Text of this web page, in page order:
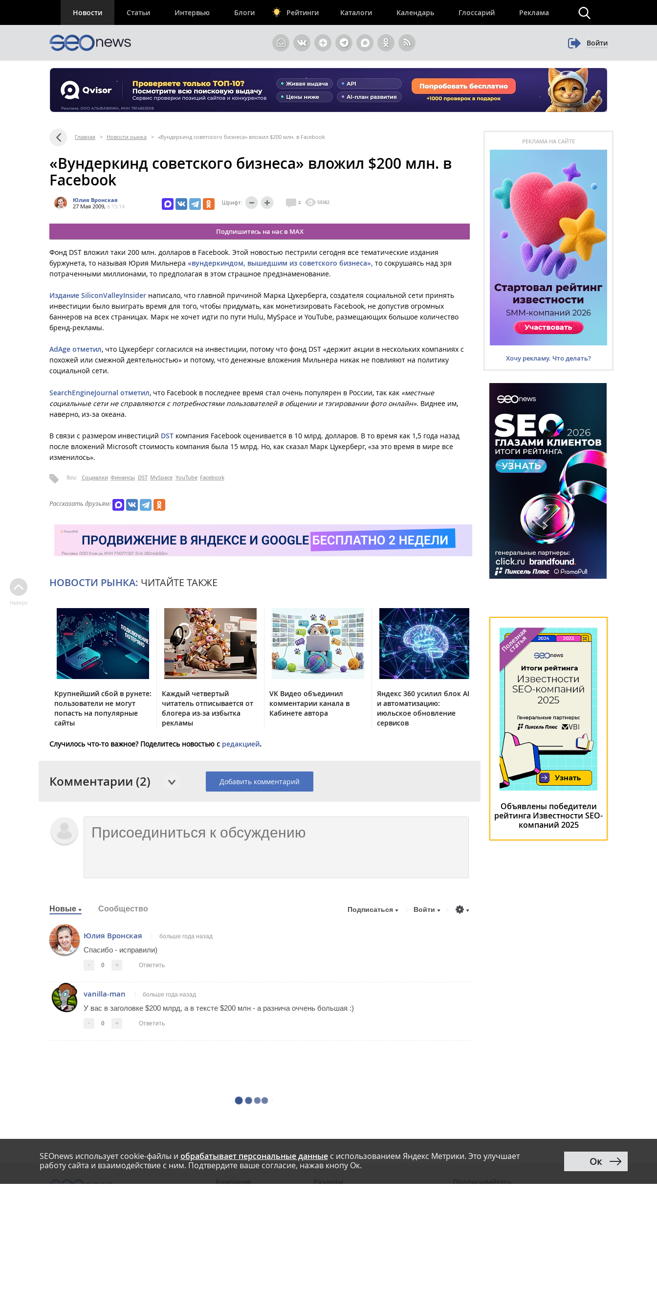
Новости Статьи Интервью Блоги Рейтинги Каталоги Календарь Глоссарий Реклама
Войти
Главная > Новости рынка > «Вундеркинд советского бизнеса» вложил $200 млн. в Facebook
«Вундеркинд советского бизнеса» вложил $200 млн. в
Facebook
Юлия Вронская
27 Мая 2009, в 15:14
Шрифт: 2 59382
Подпишитесь на нас в MAX
Фонд DST вложил таки 200 млн. долларов в Facebook. Этой новостью пестрили сегодня все тематические издания
буржунета, то называя Юрия Мильнера «вундеркиндом, вышедшим из советского бизнеса», то сокрушаясь над зря
потраченными миллионами, то предполагая в этом страшное предзнаменование.
Издание SiliconValleyInsider написало, что главной причиной Марка Цукерберга, создателя социальной сети принять
инвестиции было выиграть время для того, чтобы придумать, как монетизировать Facebook, не допустив огромных
баннеров на всех страницах. Марк не хочет идти по пути Hulu, MySpace и YouTube, размещающих большое количество
бренд-рекламы.
AdAge отметил, что Цукерберг согласился на инвестиции, потому что фонд DST «держит акции в нескольких компаниях с
похожей или смежной деятельностью» и потому, что денежные вложения Мильнера никак не повлияют на политику
социальной сети.
SearchEngineJournal отметил, что Facebook в последнее время стал очень популярен в России, так как «местные
социальные сети не справляются с потребностями пользователей в общении и тэгировании фото онлайн». Виднее им,
наверно, из-за океана.
В связи с размером инвестиций DST компания Facebook оценивается в 10 млрд. долларов. В то время как 1,5 года назад
после вложений Microsoft стоимость компания была 15 млрд. Но, как сказал Марк Цукерберг, «за это время в мире все
изменилось».
Теги: Социалки Финансы DST MySpace YouTube Facebook
Рассказать друзьям:
НОВОСТИ РЫНКА: ЧИТАЙТЕ ТАКЖЕ
Крупнейший сбой в рунете:
пользователи не могут
попасть на популярные
сайты
Каждый четвертый
читатель отписывается от
блогера из-за избытка
рекламы
VK Видео объединил
комментарии канала в
Кабинете автора
Яндекс 360 усилил блок AI
и автоматизацию:
июльское обновление
сервисов
Случилось что-то важное? Поделитесь новостью с редакцией.
Комментарии (2) Добавить комментарий
Новые Сообщество Подписаться Войти
Юлия Вронская больше года назад
Спасибо - исправили)
- 0 + Ответить
vanilla-man больше года назад
У вас в заголовке $200 млрд, а в тексте $200 млн - а разнича оччень большая :)
- 0 + Ответить
Наверх
РЕКЛАМА НА САЙТЕ
Хочу рекламу. Что делать?
Объявлены победители
рейтинга Известности SEO-
компаний 2025
SEOnews использует cookie-файлы и обрабатывает персональные данныес использованием Яндекс Метрики. Это улучшает
работу сайта и взаимодействие с ним. Подтвердите ваше согласие, нажав кнопу Ок.
Ок
Компания Разделы Подписывайтесь